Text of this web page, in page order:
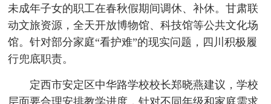
未成年子女的职工在春秋假期间调休、补休。甘肃联
动文旅资源，全天开放博物馆、科技馆等公共文化场
馆。针对部分家庭“看护难”的现实问题，四川积极履
行兜底职责。
定西市安定区中华路学校校长郑晓燕建议，学校